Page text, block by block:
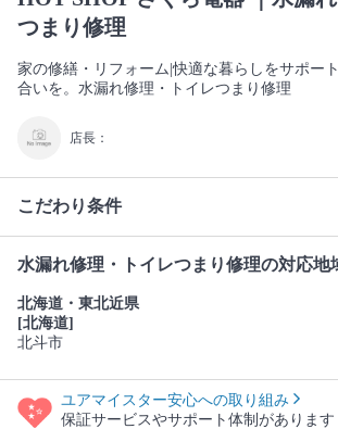
つまり修理
家の修繕・リフォーム|快適な暮らしをサポー
合いを。水漏れ修理・トイレつまり修理
店長：
こだわり条件
水漏れ修理・トイレつまり修理の対応地
北海道・東北近県
[北海道]
北斗市
ユアマイスター安心への取り組み
保証サービスやサポート体制があります